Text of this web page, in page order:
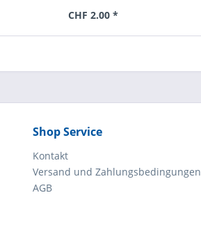
CHF 2.00 *
Shop Service
Kontakt
Versand und Zahlungsbedingungen
AGB